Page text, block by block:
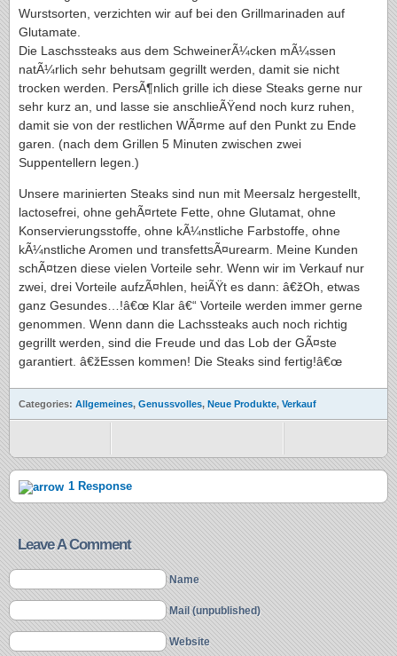
Wurstsorten, verzichten wir auf bei den Grillmarinaden auf
Glutamate.
Die Laschssteaks aus dem SchweinerÃ¼cken mÃ¼ssen
natÃ¼rlich sehr behutsam gegrillt werden, damit sie nicht
trocken werden. PersÃ¶nlich grille ich diese Steaks gerne nur
sehr kurz an, und lasse sie anschlieÃŸend noch kurz ruhen,
damit sie von der restlichen WÃ¤rme auf den Punkt zu Ende
garen. (nach dem Grillen 5 Minuten zwischen zwei
Suppentellern legen.)
Unsere marinierten Steaks sind nun mit Meersalz hergestellt,
lactosefrei, ohne gehÃ¤rtete Fette, ohne Glutamat, ohne
Konservierungsstoffe, ohne kÃ¼nstliche Farbstoffe, ohne
kÃ¼nstliche Aromen und transfettsÃ¤urearm. Meine Kunden
schÃ¤tzen diese vielen Vorteile sehr. Wenn wir im Verkauf nur
zwei, drei Vorteile aufzÃ¤hlen, heiÃŸt es dann: â€žOh, etwas
ganz Gesundes…!â€œ Klar â€“ Vorteile werden immer gerne
genommen. Wenn dann die Lachssteaks auch noch richtig
gegrillt werden, sind die Freude und das Lob der GÃ¤ste
garantiert. â€žEssen kommen! Die Steaks sind fertig!â€œ
Categories: Allgemeines, Genussvolles, Neue Produkte, Verkauf
1 Response
Leave A Comment
Name
Mail (unpublished)
Website